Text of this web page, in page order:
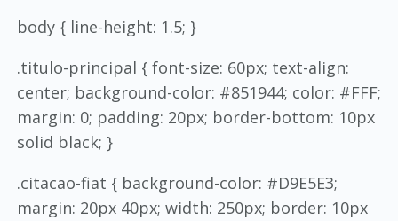
body { line-height: 1.5; }
.titulo-principal { font-size: 60px; text-align:
center; background-color: #851944; color: #FFF;
margin: 0; padding: 20px; border-bottom: 10px
solid black; }
.citacao-fiat { background-color: #D9E5E3;
margin: 20px 40px; width: 250px; border: 10px